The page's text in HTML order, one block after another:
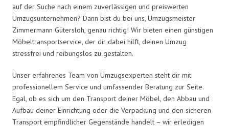
auf der Suche nach einem zuverlässigen und preiswerten
Umzugsunternehmen? Dann bist du bei uns, Umzugsmeister
Zimmermann Gütersloh, genau richtig! Wir bieten einen günstigen
Möbeltransportservice, der dir dabei hilft, deinen Umzug
stressfrei und reibungslos zu gestalten.
Unser erfahrenes Team von Umzugsexperten steht dir mit
professionellem Service und umfassender Beratung zur Seite.
Egal, ob es sich um den Transport deiner Möbel, den Abbau und
Aufbau deiner Einrichtung oder die Verpackung und den sicheren
Transport empfindlicher Gegenstände handelt – wir erledigen